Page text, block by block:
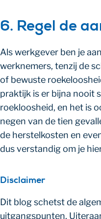
6. Regel de
Als werkgever ben je
werknemers, tenzij de
of bewuste
praktijk is er bijna nooit
roekloosheid, en het is
negen van de tien
de herstelkosten en
dus verstandig om je
Disclaimer
Dit blog schetst de
uitgangspunten.